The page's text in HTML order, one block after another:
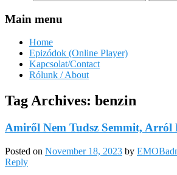
Main menu
Home
Epizódok (Online Player)
Kapcsolat/Contact
Rólunk / About
Tag Archives: benzin
Amiről Nem Tudsz Semmit, Arról
Posted on November 18, 2023 by
Reply